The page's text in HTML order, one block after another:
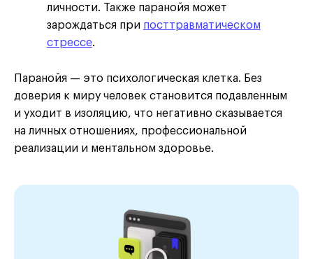
личности. Также паранойя может
зарождаться при посттравматическом
стрессе.
Паранойя — это психологическая клетка. Без
доверия к миру человек становится подавленным
и уходит в изоляцию, что негативно сказывается
на личных отношениях, профессиональной
реализации и ментальном здоровье.